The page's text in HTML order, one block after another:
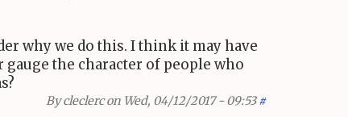
why we do this. I think it may have
the character of people who
Bycleclercon Wed, 04/12/2017 - 09:53 #